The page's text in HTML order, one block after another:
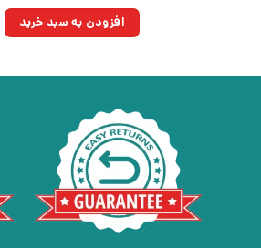
۳۳۰,۰۰۰تومان
بود.
افزودن به سبد خرید